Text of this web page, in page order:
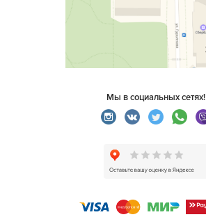
Мы в социальных сетях!